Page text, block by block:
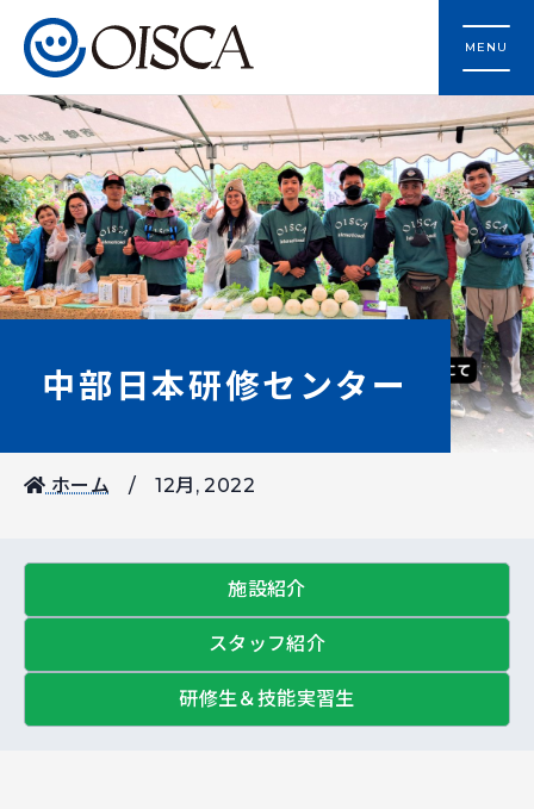
MENU
中部日本研修センター
ホーム 12月, 2022
施設紹介
スタッフ紹介
研修生＆技能実習生